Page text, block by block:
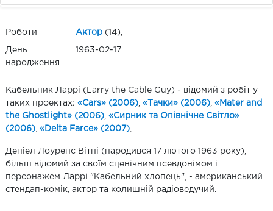
Роботи Актор (14),
День
народження
1963-02-17
Кабельник Ларрі (Larry the Cable Guy) - відомий з робіт у
таких проектах: «Cars» (2006) «Тачки» (2006) «Mater and
the Ghostlight» (2006) «Сирник та Опівнічне Світло»
(2006) «Delta Farce» (2007)
Деніел Лоуренс Вітні (народився 17 лютого 1963 року),
більш відомий за своїм сценічним псевдонімом і
персонажем Ларрі "Кабельний хлопець", - американський
стендап-комік, актор та колишній радіоведучий.